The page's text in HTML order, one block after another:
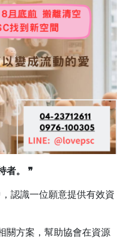
。
❞
認識一位願意提供有效資
關方案，幫助協會在資源